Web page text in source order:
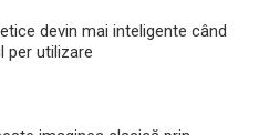
devin mai inteligente când
per utilizare